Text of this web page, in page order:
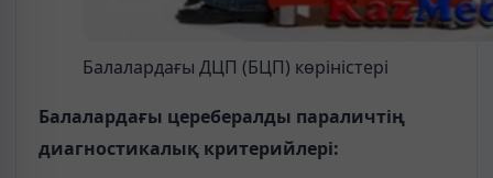
Балалардағы ДЦП (БЦП) көріністері
Балалардағы церебералды параличтің
диагностикалық критерийлері: